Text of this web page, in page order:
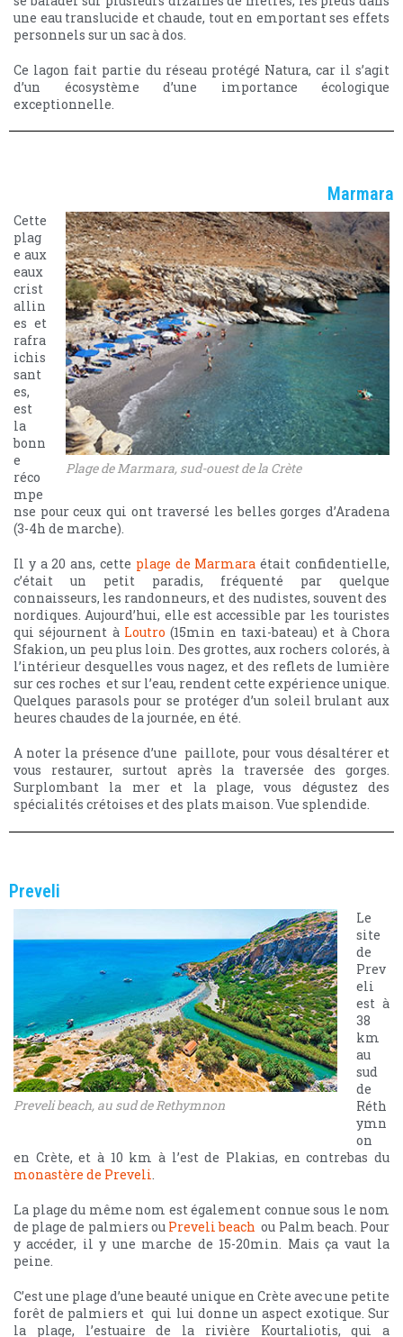
une eau translucide et chaude, tout en emportant ses effets
personnels sur un sac à dos.
Ce lagon fait partie du réseau protégé Natura, car il s’agit
d’un écosystème d’une importance écologique
exceptionnelle.
Marmara
Plage de Marmara, sud-ouest de la Crète
Cette
plag
e aux
eaux
crist
allin
es et
rafra
ichis
sant
es,
est
la
bonn
e
réco
mpe
nse pour ceux qui ont traversé les belles gorges d’Aradena
(3-4h de marche).
Il y a 20 ans, cette plage de Marmara était confidentielle,
c’était un petit paradis, fréquenté par quelque
connaisseurs, les randonneurs, et des nudistes, souvent des
nordiques. Aujourd’hui, elle est accessible par les touristes
qui séjournent à Loutro(15min en taxi-bateau) et à Chora
Sfakion, un peu plus loin. Des grottes, aux rochers colorés, à
l’intérieur desquelles vous nagez, et des reflets de lumière
sur ces roches et sur l’eau, rendent cette expérience unique.
Quelques parasols pour se protéger d’un soleil brulant aux
heures chaudes de la journée, en été.
A noter la présence d’une paillote, pour vous désaltérer et
vous restaurer, surtout après la traversée des gorges.
Surplombant la mer et la plage, vous dégustez des
spécialités crétoises et des plats maison. Vue splendide.
Preveli
Preveli beach, au sud de Rethymnon
Le
site
de
Prev
eli
est à
38
km
au
sud
de
Réth
ymn
on
en Crète, et à 10 km à l’est de Plakias, en contrebas du
monastère de Preveli
La plage du même nom est également connue sous le nom
de plage de palmiers ou Preveli beach ou Palm beach. Pour
y accéder, il y une marche de 15-20min. Mais ça vaut la
peine.
C’est une plage d’une beauté unique en Crète avec une petite
forêt de palmiers et qui lui donne un aspect exotique. Sur
la plage, l’estuaire de la rivière Kourtaliotis, qui a